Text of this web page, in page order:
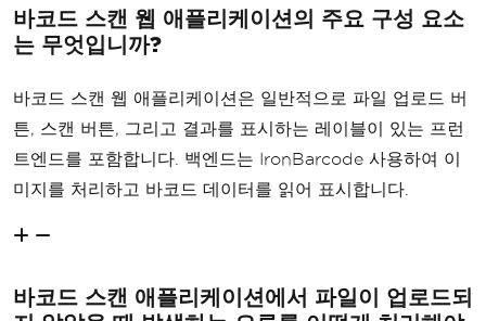
바코드 스캔 웹 애플리케이션의 주요 구성 요소
는 무엇입니까?
바코드 스캔 웹 애플리케이션은 일반적으로 파일 업로드 버
튼, 스캔 버튼, 그리고 결과를 표시하는 레이블이 있는 프런
트엔드를 포함합니다. 백엔드는 IronBarcode 사용하여 이
미지를 처리하고 바코드 데이터를 읽어 표시합니다.
바코드 스캔 애플리케이션에서 파일이 업로드되